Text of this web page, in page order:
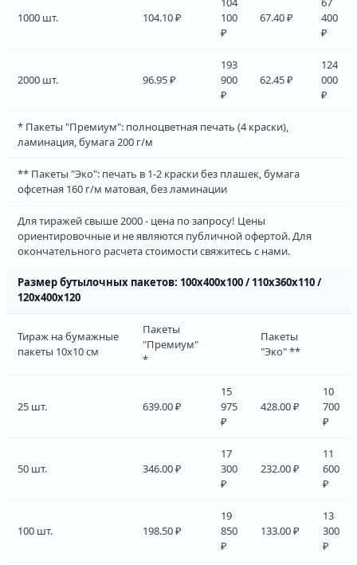
1000 шт. 104.10 ₽
100
₽
67.40 ₽
400
₽
2000 шт. 96.95 ₽
193
900
₽
62.45 ₽
124
000
₽
* Пакеты "Премиум": полноцветная печать (4 краски),
ламинация, бумага 200 г/м
** Пакеты "Эко": печать в 1-2 краски без плашек, бумага
офсетная 160 г/м матовая, без ламинации
Для тиражей свыше 2000 - цена по запросу! Цены
ориентировочные и не являются публичной офертой. Для
окончательного расчета стоимости свяжитесь с нами.
Размер бутылочных пакетов: 100х400х100 / 110х360х110 /
120х400х120
Тираж на бумажные
пакеты 10х10 см
Пакеты
"Премиум"
*
Пакеты
"Эко" **
25 шт. 639.00 ₽
15
975
₽
428.00 ₽
10
700
₽
50 шт. 346.00 ₽
17
300
₽
232.00 ₽
11
600
₽
100 шт. 198.50 ₽
19
850
₽
133.00 ₽
13
300
₽